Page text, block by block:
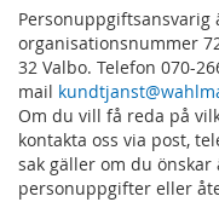
Personuppgiftsansvarig
organisationsnummer
32 Valbo. Telefon 070-
mail
Om du vill få reda på
kontakta oss via post,
sak gäller om du
personuppgifter eller